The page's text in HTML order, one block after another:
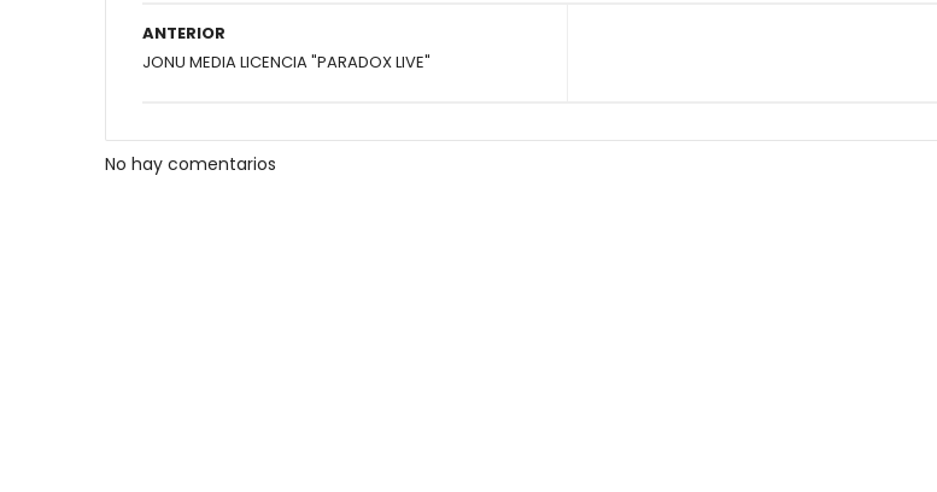
ANTERIOR
JONU MEDIA LICENCIA "PARADOX LIVE"
No hay comentarios